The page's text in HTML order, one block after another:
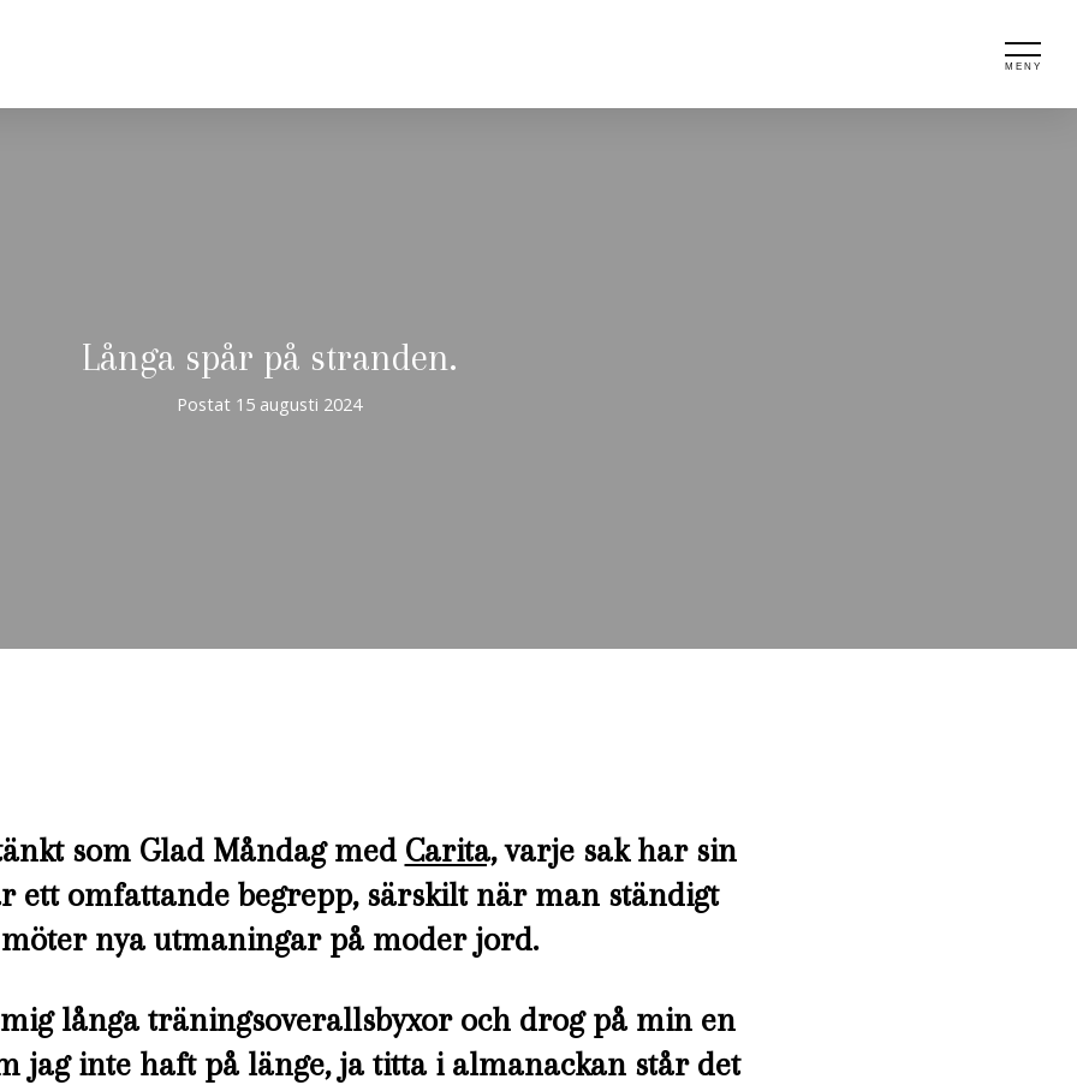
Långa spår på stranden.
Postat 15 augusti 2024
som Glad Måndag med Carita,varje sak har sin
ett omfattande begrepp, särskilt när man ständigt
möter nya utmaningar på moder jord.
långa träningsoverallsbyxor och drog på min en
jag inte haft på länge, ja titta i almanackan står det